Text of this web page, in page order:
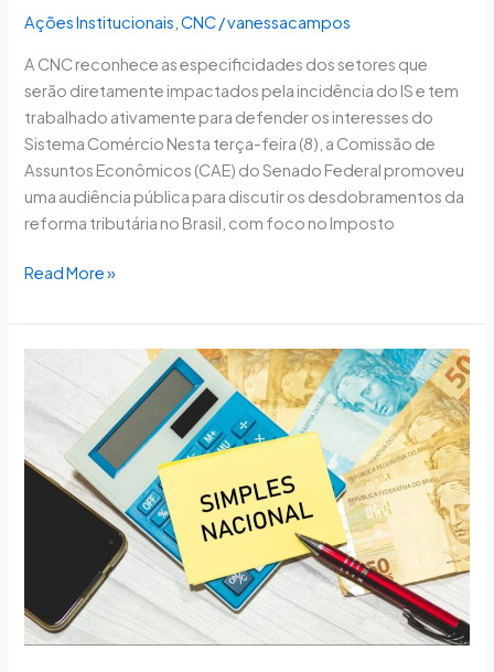
Ações Institucionais,CNC/vanessacampos
A CNC reconhece as especificidades dos setores que
serão diretamente impactados pela incidência do IS e tem
trabalhado ativamente para defender os interesses do
Sistema Comércio Nesta terça-feira (8), a Comissão de
Assuntos Econômicos (CAE) do Senado Federal promoveu
uma audiência pública para discutir os desdobramentos da
reforma tributária no Brasil, com foco no Imposto
Read More »
Comissão
Assuntos
Econômicos
Simples
Nacional